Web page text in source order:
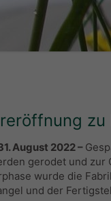
August 2022 –
gerodet und
wurde die
und der